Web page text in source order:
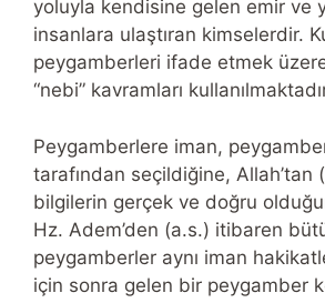
yoluyla kendisine gelen emir ve
insanlara ulaştıran kimselerdir.
peygamberleri ifade etmek
“nebi” kavramları
Peygamberlere iman,
tarafından seçildiğine, Allah’tan
bilgilerin gerçek ve doğru
Hz. Adem’den (a.s.) itibaren
peygamberler aynı iman
için sonra gelen bir peygamber